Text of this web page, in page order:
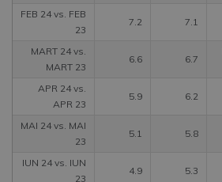
FEB 24 vs. FEB
23
7.2 7.1
MART 24 vs.
MART 23
6.6 6.7
APR 24 vs.
APR 23
5.9 6.2
MAI 24 vs. MAI
23
5.1 5.8
IUN 24 vs. IUN
23
4.9 5.3